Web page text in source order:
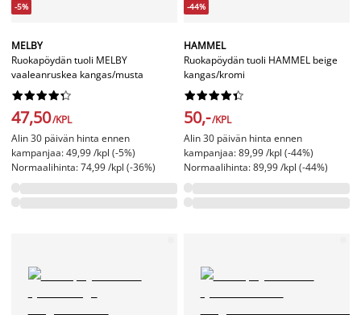
-5%
MELBY
Ruokapöydän tuoli MELBY
vaaleanruskea kangas/musta






47,50/KPL
Alin 30 päivän hinta ennen
kampanjaa: 49,99 /kpl (-5%)
Normaalihinta: 74,99 /kpl (-36%)
-44%
HAMMEL
Ruokapöydän tuoli HAMMEL beige
kangas/kromi






50,-/KPL
Alin 30 päivän hinta ennen
kampanjaa: 89,99 /kpl (-44%)
Normaalihinta: 89,99 /kpl (-44%)